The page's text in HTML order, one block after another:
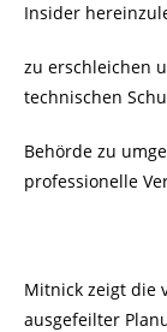
Insider
zu erschleichen
technischen
Behörde zu
professionelle
Mitnick zeigt die
ausgefeilter